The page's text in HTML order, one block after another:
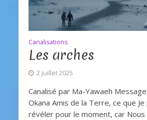
Canalisations
Les arches
2 juillet 2025
Canalisé par Ma-Yawaeh
Okana Amis de la Terre, ce que Je
révéler pour le moment, car Nous